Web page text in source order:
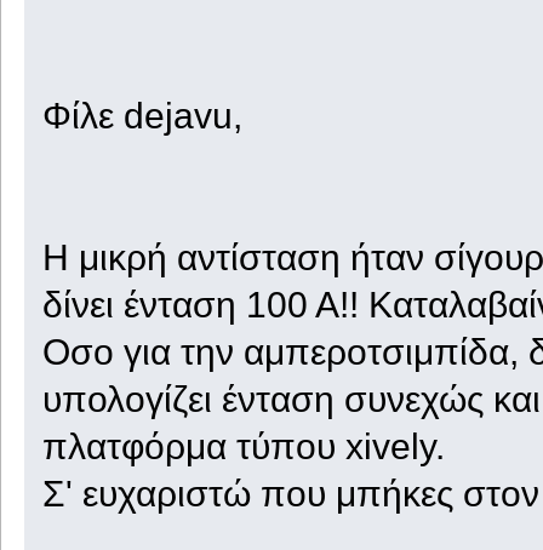
Φίλε dejavu,
Η μικρή αντίσταση ήταν
δίνει ένταση 100 Α!!
Οσο για την
υπολογίζει ένταση συνεχώς
πλατφόρμα τύπου xively.
Σ' ευχαριστώ που μπήκες